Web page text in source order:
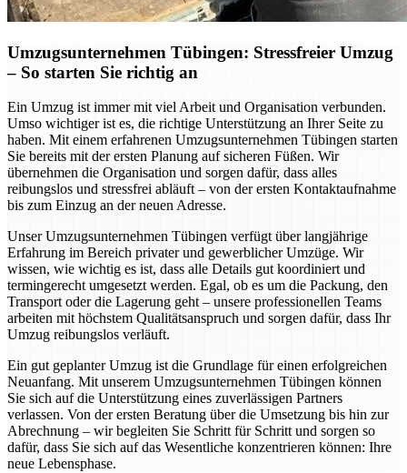
Umzugsunternehmen Tübingen: Stressfreier Umzug
– So starten Sie richtig an
Ein Umzug ist immer mit viel Arbeit und Organisation verbunden.
Umso wichtiger ist es, die richtige Unterstützung an Ihrer Seite zu
haben. Mit einem erfahrenen Umzugsunternehmen Tübingen starten
Sie bereits mit der ersten Planung auf sicheren Füßen. Wir
übernehmen die Organisation und sorgen dafür, dass alles
reibungslos und stressfrei abläuft – von der ersten Kontaktaufnahme
bis zum Einzug an der neuen Adresse.
Unser Umzugsunternehmen Tübingen verfügt über langjährige
Erfahrung im Bereich privater und gewerblicher Umzüge. Wir
wissen, wie wichtig es ist, dass alle Details gut koordiniert und
termingerecht umgesetzt werden. Egal, ob es um die Packung, den
Transport oder die Lagerung geht – unsere professionellen Teams
arbeiten mit höchstem Qualitätsanspruch und sorgen dafür, dass Ihr
Umzug reibungslos verläuft.
Ein gut geplanter Umzug ist die Grundlage für einen erfolgreichen
Neuanfang. Mit unserem Umzugsunternehmen Tübingen können
Sie sich auf die Unterstützung eines zuverlässigen Partners
verlassen. Von der ersten Beratung über die Umsetzung bis hin zur
Abrechnung – wir begleiten Sie Schritt für Schritt und sorgen so
dafür, dass Sie sich auf das Wesentliche konzentrieren können: Ihre
neue Lebensphase.